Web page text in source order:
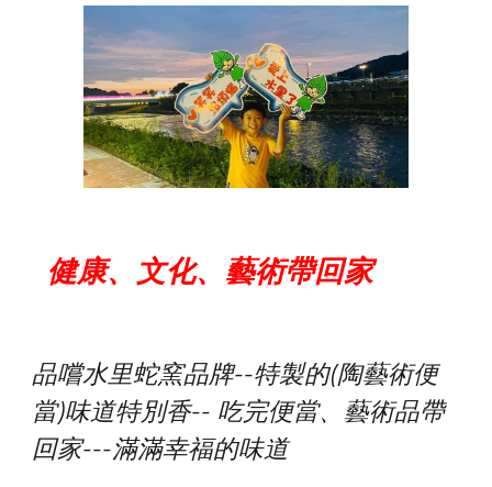
健康、文化、藝術帶回家
品嚐水里蛇窯品牌--特製的(陶藝術便
當)味道特別香-- 吃完便當、藝術品帶
回家---滿滿幸福的味道